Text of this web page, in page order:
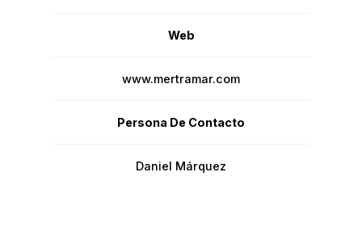
Web
www.mertramar.com
Persona De Contacto
Daniel Márquez